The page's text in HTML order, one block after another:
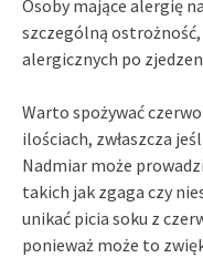
Osoby mające alergię
szczególną
alergicznych po
Warto spożywać
ilościach, zwłaszcza
Nadmiar może
takich jak zgaga czy
unikać picia soku z
ponieważ może to